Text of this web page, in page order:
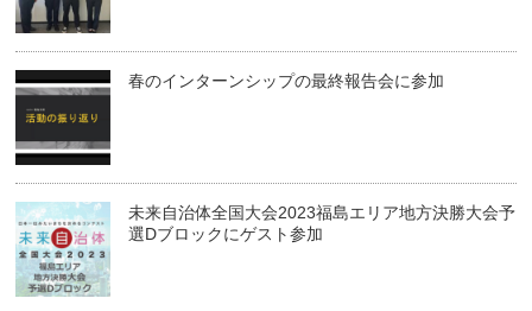
春のインターンシップの最終報告会に参加
未来自治体全国大会2023福島エリア地方決勝大会予
選Dブロックにゲスト参加